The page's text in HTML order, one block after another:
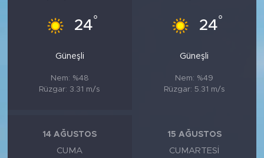
24°
Güneşli
Nem: %48
Rüzgar: 3.31 m/s
24°
Güneşli
Nem: %49
Rüzgar: 5.31 m/s
14 AĞUSTOS
CUMA
15 AĞUSTOS
CUMARTESI